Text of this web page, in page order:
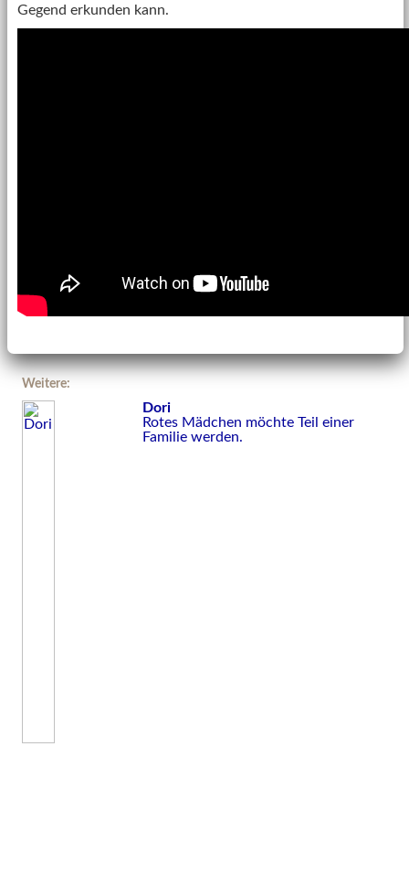
Gegend erkunden kann.
Weitere:
Dori
Rotes Mädchen möchte Teil einer
Familie werden.